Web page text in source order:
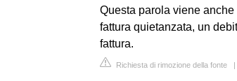
Questa parola viene
fattura quietanzata, un
fattura.
Richiesta di rimozione della fonte |